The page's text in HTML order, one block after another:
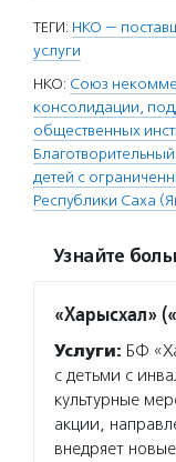
ТЕГИ: НКО —
услуги
НКО: Союз
консолидации,
общественных
детей с
Республики Саха
Узнайте
«Харысхал»
Услуги: БФ
с детьми с
культурные
акции,
внедряет